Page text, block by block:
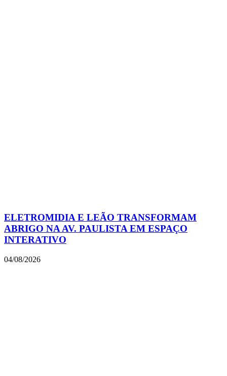
ELETROMIDIA E LEÃO TRANSFORMAM
ABRIGO NA AV. PAULISTA EM ESPAÇO
INTERATIVO
04/08/2026